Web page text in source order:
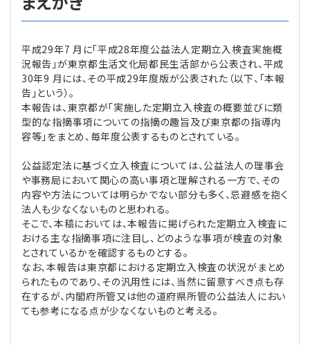
【連載】非営利法人AtoZei
【連載】労務管理の歩き方
【連載】AI活用のすすめ
【連載】IT実務一問一答
平成29年7 月に「平成28年度公益法人定期立入検査実施概
況報告」が東京都生活文化局都民生活部から公表され、平成
30年9 月には、その平成29年度版が公表された（以下、「本報
告」という）。
本報告は、東京都が「実施した定期立入検査の概要並びに類
型的な指摘事項についての指摘の趣旨及び東京都の指導内
容等」をまとめ、毎年度公表するものとされている。
公益認定法に基づく立入検査については、公益法人の理事会
や事務局において関心の高い事項と理解される一方で、その
内容や方法については明らかでない部分も多く、忌避感を抱く
法人も少なくないものと思われる。
そこで、本稿においては、本報告に掲げられた定期立入検査に
おける主な指摘事項に注目し、どのような事項が検査の対象
とされているかを確認するものとする。
なお、本報告は東京都における定期立入検査の状況がまとめ
られたものであり、その汎用性には、当然に留意すべき点も存
在するが、内閣府所管又は他の道府県所管の公益法人におい
ても参考になる点が少なくないものと考える。